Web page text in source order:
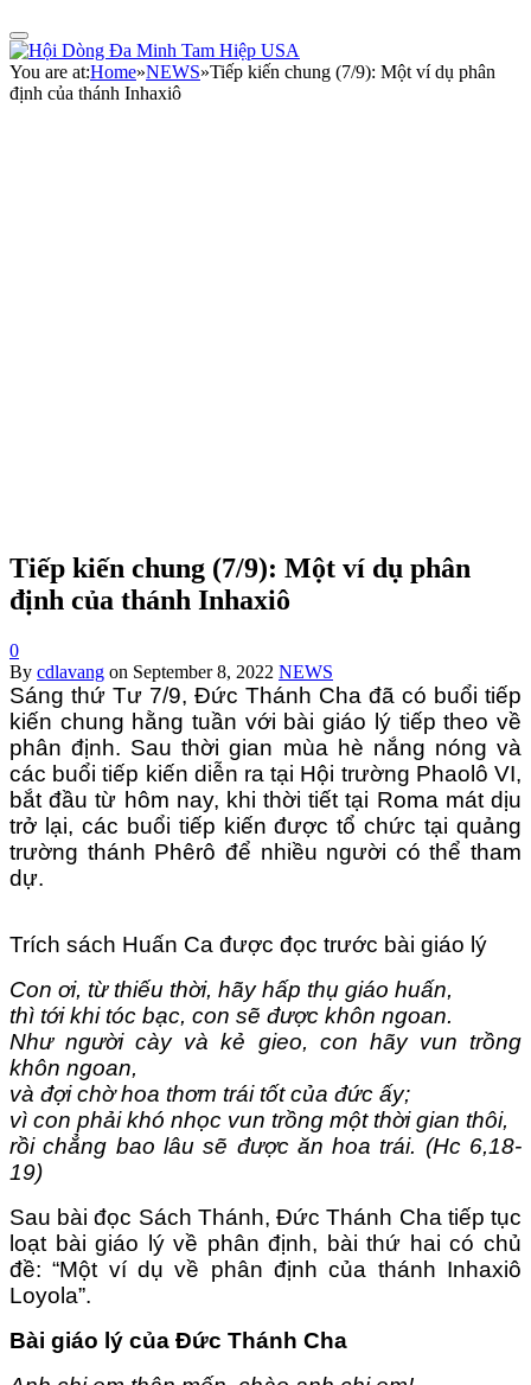
You are at:Home»NEWS»Tiếp kiến chung (7/9): Một ví dụ phân
định của thánh Inhaxiô
Tiếp kiến chung (7/9): Một ví dụ phân
định của thánh Inhaxiô
0
By cdlavang on September 8, 2022 NEWS
Sáng thứ Tư 7/9, Đức Thánh Cha đã có buổi tiếp
kiến chung hằng tuần với bài giáo lý tiếp theo về
phân định. Sau thời gian mùa hè nắng nóng và
các buổi tiếp kiến diễn ra tại Hội trường Phaolô VI,
bắt đầu từ hôm nay, khi thời tiết tại Roma mát dịu
trở lại, các buổi tiếp kiến được tổ chức tại quảng
trường thánh Phêrô để nhiều người có thể tham
dự.
Trích sách Huấn Ca được đọc trước bài giáo lý
Con ơi, từ thiếu thời, hãy hấp thụ giáo huấn,
thì tới khi tóc bạc, con sẽ được khôn ngoan.
Như người cày và kẻ gieo, con hãy vun trồng
khôn ngoan,
và đợi chờ hoa thơm trái tốt của đức ấy;
vì con phải khó nhọc vun trồng một thời gian thôi,
rồi chẳng bao lâu sẽ được ăn hoa trái. (Hc 6,18-
19)
Sau bài đọc Sách Thánh, Đức Thánh Cha tiếp tục
loạt bài giáo lý về phân định, bài thứ hai có chủ
đề: “Một ví dụ về phân định của thánh Inhaxiô
Loyola”.
Bài giáo lý của Đức Thánh Cha